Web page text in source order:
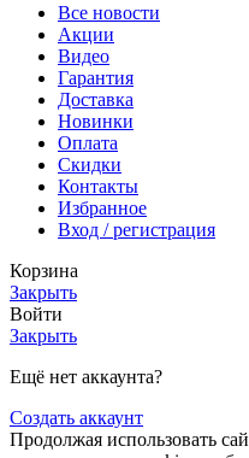
Все новости
Акции
Видео
Гарантия
Доставка
Новинки
Оплата
Скидки
Контакты
Избранное
Вход / регистрация
Корзина
Закрыть
Войти
Закрыть
Ещё нет аккаунта?
Создать аккаунт
Продолжая использовать